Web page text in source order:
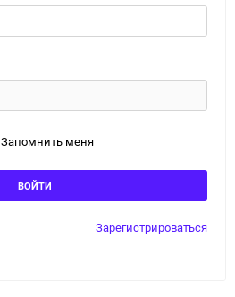
Запомнить меня
Зарегистрироваться